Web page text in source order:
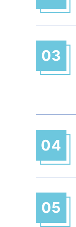
03
04
05